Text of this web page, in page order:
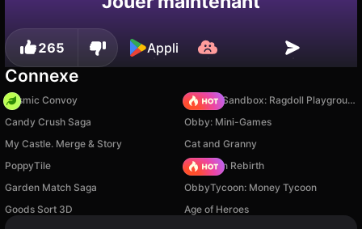
265 Appli
Connexe
Cosmic Convoy
Sprunki Sandbox: Ragdoll Playground Mode
Candy Crush Saga
Obby: Mini-Games
My Castle. Merge & Story
Cat and Granny
PoppyTile
Stickman Rebirth
Garden Match Saga
ObbyTycoon: Money Tycoon
Goods Sort 3D
Age of Heroes